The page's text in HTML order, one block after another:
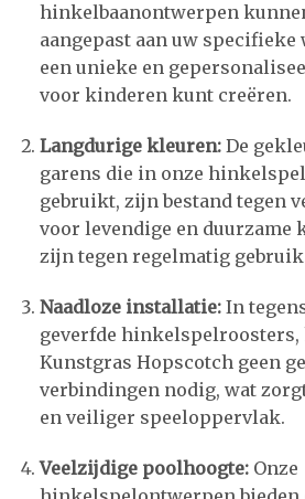
hinkelbaanontwerpen
aangepast aan uw specifieke
een unieke en
voor kinderen kunt creëren.
Langdurige kleuren:De
garens die in onze
gebruikt, zijn bestand tegen
voor levendige en duurzame
zijn tegen regelmatig
Naadloze installatie:In
geverfde hinkelspelroosters,
Kunstgras Hopscotch geen
verbindingen nodig, wat
en veiliger speeloppervlak.
Veelzijdige poolhoogte:Onze